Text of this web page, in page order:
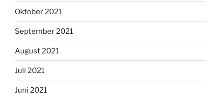
Oktober 2021
September 2021
August 2021
Juli 2021
Juni 2021